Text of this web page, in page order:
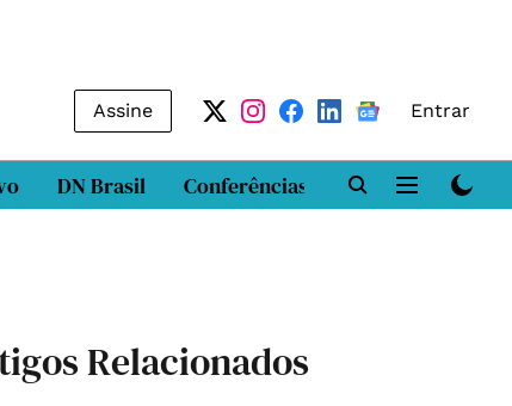
Assine Entrar
DN Brasil Conferências DN LAB
Relacionados